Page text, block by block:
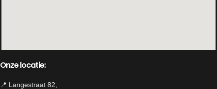
Onze locatie:
📍 Langestraat 82,